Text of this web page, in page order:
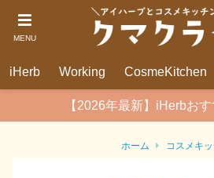
MENU
iHerb Working CosmeKitchen
【2026年最新】iHerbお
ホーム コスメキ